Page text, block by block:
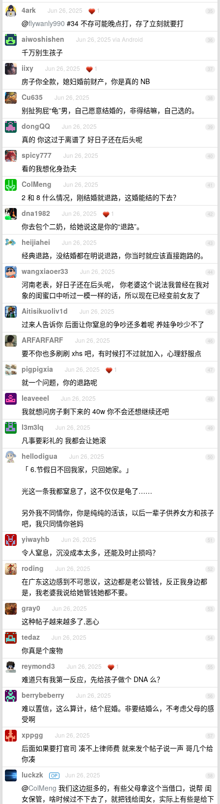
35
4ark Jun 26, 2025 1
@flywanly990 #34 不存可能晚点打，存了立刻就要打
36
aiwoshishen Jun 26, 2025 via Android
千万别生孩子
37
iixy Jun 26, 2025 1
房子你全款，媳妇婚前财产，你是真的 NB
38
Cu635 Jun 26, 2025
别扯狗屁“龟”男，自己愿意结婚的，非得结嘛，自己选的。
39
dongQQ Jun 26, 2025
真的 你这过于离谱了 好日子还在后头呢
40
spicy777 Jun 26, 2025
看的我想化身劲夫
41
ColMeng Jun 26, 2025
2 和 8 什么情况，刚结婚就退路，这婚能结的下去？
42
dna1982 Jun 26, 2025 1
你去包个二奶，给她说这是你的“退路”。
43
heijiahei Jun 26, 2025
经典退路，没结婚都在明说退路，你当时就应该直接跑路的。
44
wangxiaoer33 Jun 26, 2025
河南老表，好日子还在后头呢， 你老婆这个说法我曾经在我对
象的闺蜜口中听过一模一样的话，所以现在已经变前女友了
45
Aitisikuoliv1d Jun 26, 2025
过来人告诉你 后面让你窒息的争吵还多着呢 养娃争吵少不了
46
ARFARFARF Jun 26, 2025
要不你也多刷刷 xhs 吧，有时候打不过就加入，心理舒服点
47
pigpigxia Jun 26, 2025 1
就一个问题，你的退路呢
48
leaveeel Jun 26, 2025
我就想问房子剩下来的 40w 你不会还想继续还吧
49
l3m3lq Jun 26, 2025
凡事要彩礼的 我都会让她滚
50
hellodigua Jun 26, 2025
「 6.节假日不回我家，只回她家。」
光这一条我都窒息了，这不仅仅是龟了……
另外我不同情你，你是纯纯的活该，以后一辈子供养女方和孩子
吧，我只同情你爸妈
51
yiwayhb Jun 26, 2025
令人窒息，沉没成本太多，还能及时止损吗？
52
roding Jun 26, 2025
在广东这边感到不可思议，这边都是老公管钱，反正我身边都
是，我老婆我说给她管钱她都不要。
53
gray0 Jun 26, 2025
这种帖子越来越多了,恶心
54
tedaz Jun 26, 2025
你真是个废物
55
reymond3 Jun 26, 2025 1
难道只有我第一反应，先给孩子做个 DNA 么？
56
berrybeberry Jun 26, 2025
难以置信，这么算计，结个屁婚。非要结婚么，不考虑父母的感
受啊
57
xppgg Jun 26, 2025
后面如果要打官司 凑不上律师费 就来发个帖子说一声 哥几个给
你凑
58
luckzk OP Jun 26, 2025
@ColMeng 我们这边挺多的，有些父母拿这个当借口，说帮 闺
女保管，啥时候过不下去了，就把钱给闺女，实际上有些是给下